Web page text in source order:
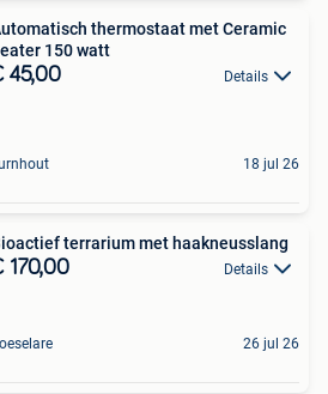
thermostaat met Ceramic
150 watt
45,00 Details
18 jul 26
terrarium met haakneusslang
170,00 Details
26 jul 26